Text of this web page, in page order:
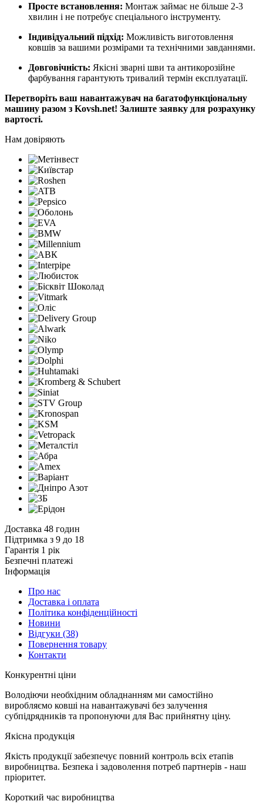
Просте встановлення: Монтаж займає не більше 2-3
хвилин і не потребує спеціального інструменту.
Індивідуальний підхід: Можливість виготовлення
ковшів за вашими розмірами та технічними завданнями.
Довговічність: Якісні зварні шви та антикорозійне
фарбування гарантують тривалий термін експлуатації.
Перетворіть ваш навантажувач на багатофункціональну
машину разом з Kovsh.net! Залиште заявку для розрахунку
вартості.
Нам довіряють
Доставка 48 годин
Підтримка з 9 до 18
Гарантія 1 рік
Безпечні платежі
Інформація
Про нас
Доставка і оплата
Політика конфіденційності
Новини
Відгуки (38)
Повернення товару
Контакти
Конкурентні ціни
Володіючи необхідним обладнанням ми самостійно
виробляємо ковші на навантажувачі без залучення
субпідрядників та пропонуючи для Вас прийнятну ціну.
Якісна продукція
Якість продукції забезпечує повний контроль всіх етапів
виробництва. Безпека і задоволення потреб партнерів - наш
пріоритет.
Короткий час виробництва